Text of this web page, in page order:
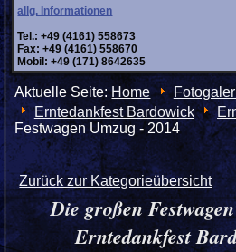
allg. Informationen
Tel.: +49 (4161) 558673
Fax: +49 (4161) 558670
Mobil: +49 (171) 8642635
Aktuelle Seite:Home
Erntedankfest Bardowick
Festwagen Umzug - 2014
Zurück zur Kategorieübersicht
Die großen
Erntedankfest